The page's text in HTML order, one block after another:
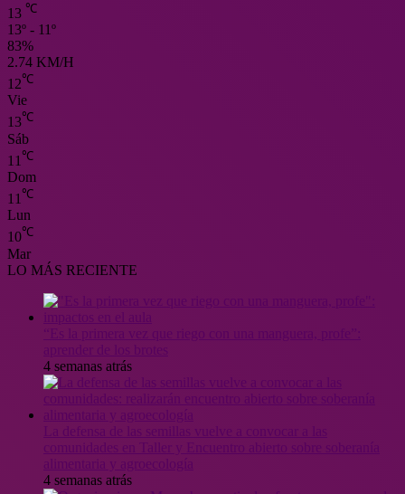
13 ℃
13º - 11º
83%
2.74 KM/H
12℃
Vie
13℃
Sáb
11 ℃
Dom
11 ℃
Lun
10℃
Mar
LO MÁS RECIENTE
4 semanas atrás
4 semanas atrás